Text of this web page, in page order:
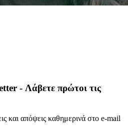
- Λάβετε πρώτοι τις
και απόψεις καθημερινά στο e-mail